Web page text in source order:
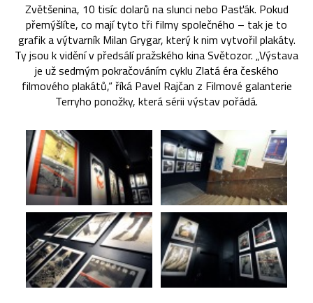
Zvětšenina, 10 tisíc dolarů na slunci nebo Pasťák. Pokud
přemýšlíte, co mají tyto tři filmy společného – tak je to
grafik a výtvarník Milan Grygar, který k nim vytvořil plakáty.
Ty jsou k vidění v předsálí pražského kina Světozor. „Výstava
je už sedmým pokračováním cyklu Zlatá éra českého
filmového plakátů,“ říká Pavel Rajčan z Filmové galanterie
Terryho ponožky, která sérii výstav pořádá.